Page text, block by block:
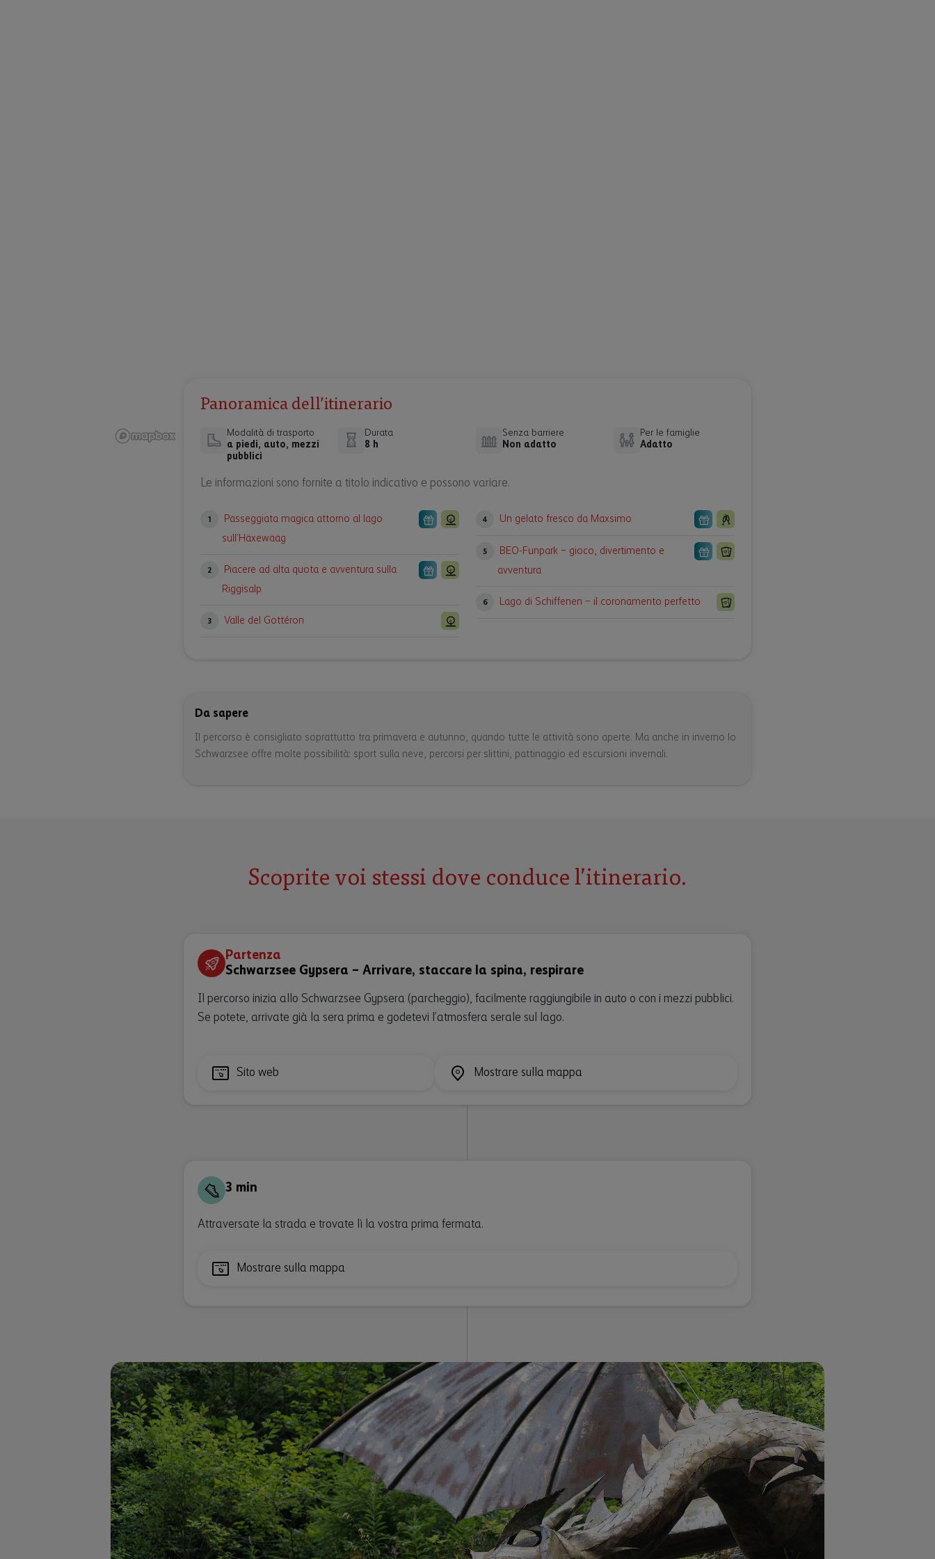
Panoramica dell’itinerario
Modalità di trasporto
a piedi, auto, mezzi
pubblici
Durata
8 h
Senza barriere
Non adatto
Per le famiglie
Adatto
Le informazioni sono fornite a titolo indicativo e possono variare.
1
Passeggiata magica attorno al lago
sull’Häxewääg
2
Piacere ad alta quota e avventura sulla
Riggisalp
3 Valle del Gottéron
4 Un gelato fresco da Maxsimo
5
BEO-Funpark – gioco, divertimento e
avventura
6 Lago di Schiffenen – il coronamento perfetto
Da sapere
Il percorso è consigliato soprattutto tra primavera e autunno, quando tutte le attività sono aperte. Ma anche in inverno lo
Schwarzsee offre molte possibilità: sport sulla neve, percorsi per slittini, pattinaggio ed escursioni invernali.
Scoprite voi stessi dove conduce l’itinerario.
Partenza
Schwarzsee Gypsera – Arrivare, staccare la spina, respirare
Il percorso inizia allo Schwarzsee Gypsera (parcheggio), facilmente raggiungibile in auto o con i mezzi pubblici.
Se potete, arrivate già la sera prima e godetevi l’atmosfera serale sul lago.
Sito web Mostrare sulla mappa
3 min
Attraversate la strada e trovate lì la vostra prima fermata.
Mostrare sulla mappa